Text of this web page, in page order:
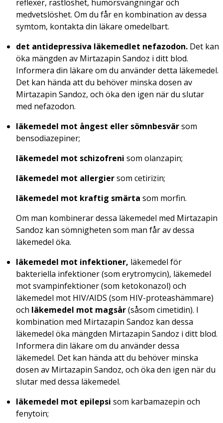
reflexer, rastlöshet, humörsvängningar och
medvetslöshet. Om du får en kombination av dessa
symtom, kontakta din läkare omedelbart.
det antidepressiva läkemedlet nefazodon. Det kan
öka mängden av Mirtazapin Sandoz i ditt blod.
Informera din läkare om du använder detta läkemedel.
Det kan hända att du behöver minska dosen av
Mirtazapin Sandoz, och öka den igen när du slutar
med nefazodon.
läkemedel mot ångest eller sömnbesvärsom
bensodiazepiner;
läkemedel mot schizofreni som olanzapin;
läkemedel mot allergiersom cetirizin;
läkemedel mot kraftig smärta som morfin.
Om man kombinerar dessa läkemedel med Mirtazapin
Sandoz kan sömnigheten som man får av dessa
läkemedel öka.
läkemedel mot infektioner, läkemedel för
bakteriella infektioner (som erytromycin), läkemedel
mot svampinfektioner (som ketokonazol) och
läkemedel mot HIV/AIDS (som HIV-proteashämmare)
och läkemedel mot magsår(såsom cimetidin). I
kombination med Mirtazapin Sandoz kan dessa
läkemedel öka mängden Mirtazapin Sandoz i ditt blod.
Informera din läkare om du använder dessa
läkemedel. Det kan hända att du behöver minska
dosen av Mirtazapin Sandoz, och öka den igen när du
slutar med dessa läkemedel.
läkemedel mot epilepsi som karbamazepin och
fenytoin;